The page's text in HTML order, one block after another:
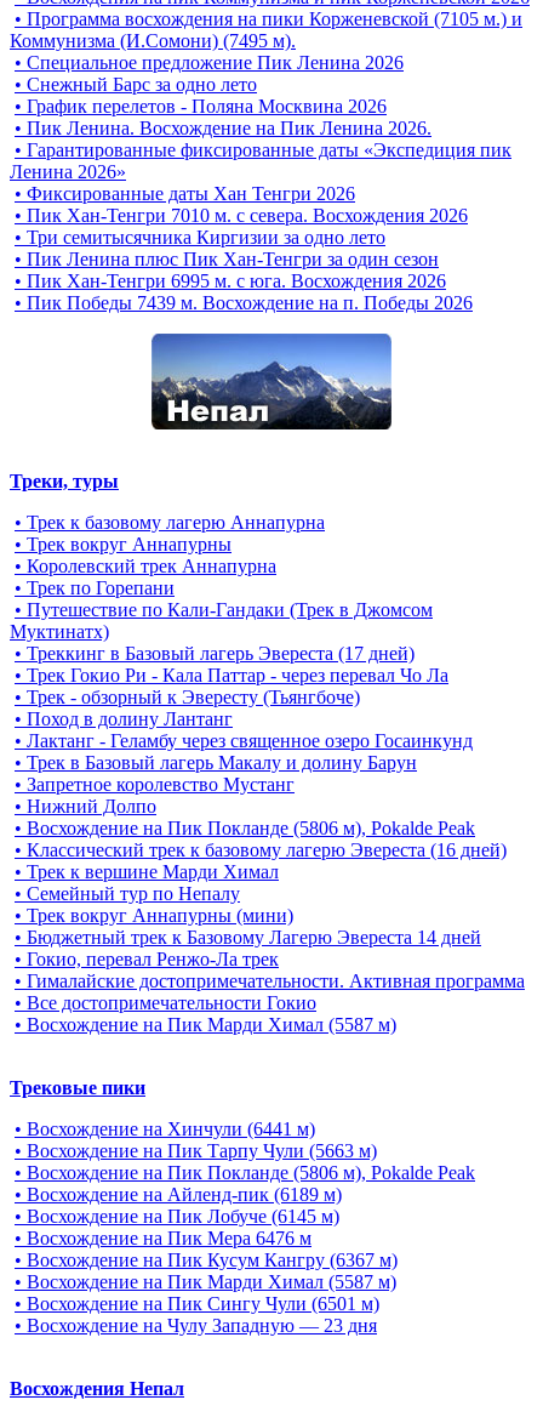
• Программа восхождения на пики Корженевской (7105 м.) и
Коммунизма (И.Сомони) (7495 м).
• Специальное предложение Пик Ленина 2026
• Снежный Барс за одно лето
• График перелетов - Поляна Москвина 2026
• Пик Ленина. Восхождение на Пик Ленина 2026.
• Гарантированные фиксированные даты «Экспедиция пик
Ленина 2026»
• Фиксированные даты Хан Тенгри 2026
• Пик Хан-Тенгри 7010 м. с севера. Восхождения 2026
• Три семитысячника Киргизии за одно лето
• Пик Ленина плюс Пик Хан-Тенгри за один сезон
• Пик Хан-Тенгри 6995 м. c юга. Восхождения 2026
• Пик Победы 7439 м. Восхождение на п. Победы 2026
Треки, туры
• Трек к базовому лагерю Аннапурна
• Трек вокруг Аннапурны
• Королевский трек Аннапурна
• Трек по Горепани
• Путешествие по Кали-Гандаки (Трек в Джомсом
Муктинатх)
• Треккинг в Базовый лагерь Эвереста (17 дней)
• Трек Гокио Ри - Кала Паттар - через перевал Чо Ла
• Трек - обзорный к Эвересту (Тьянгбоче)
• Поход в долину Лантанг
• Лактанг - Геламбу через священное озеро Госаинкунд
• Трек в Базовый лагерь Макалу и долину Барун
• Запретное королевство Мустанг
• Нижний Долпо
• Восхождение на Пик Покланде (5806 м), Pokalde Peak
• Классический трек к базовому лагерю Эвереста (16 дней)
• Трек к вершине Марди Химал
• Семейный тур по Непалу
• Трек вокруг Аннапурны (мини)
• Бюджетный трек к Базовому Лагерю Эвереста 14 дней
• Гокио, перевал Ренжо-Ла трек
• Гималайские достопримечательности. Активная программа
• Все достопримечательности Гокио
• Восхождение на Пик Марди Химал (5587 м)
Трековые пики
• Восхождение на Хинчули (6441 м)
• Восхождение на Пик Тарпу Чули (5663 м)
• Восхождение на Пик Покланде (5806 м), Pokalde Peak
• Восхождение на Айленд-пик (6189 м)
• Восхождение на Пик Лобуче (6145 м)
• Восхождение на Пик Мера 6476 м
• Восхождение на Пик Кусум Кангру (6367 м)
• Восхождение на Пик Марди Химал (5587 м)
• Восхождение на Пик Сингу Чули (6501 м)
• Восхождение на Чулу Западную — 23 дня
Восхождения Непал